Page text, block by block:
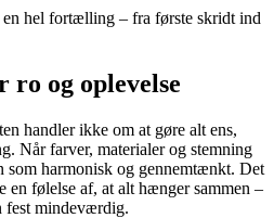
en hel fortælling – fra første skridt ind
ro og oplevelse
handler ikke om at gøre alt ens,
Når farver, materialer og stemning
som harmonisk og gennemtænkt. Det
en følelse af, at alt hænger sammen –
fest mindeværdig.